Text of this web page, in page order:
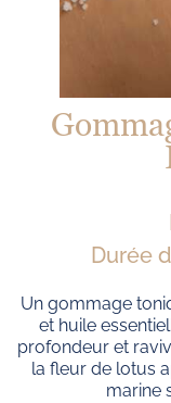
Durée
Un gommage
et huile
profondeur et
la fleur de lotus
marine